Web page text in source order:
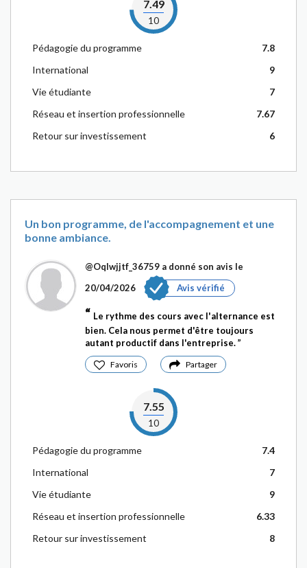
7.49
10
Pédagogie du programme
7.8
International
9
Vie étudiante
7
Réseau et insertion professionnelle
7.67
Retour sur investissement
6
Un bon programme, de l'accompagnement et une
bonne ambiance.
@Oqlwjjtf_36759 a donné son avis le
20/04/2026
Avis vérifié
Le rythme des cours avec l'alternance est
bien. Cela nous permet d'être toujours
autant productif dans l'entreprise.
Favoris Partager
7.55
10
Pédagogie du programme
7.4
International
7
Vie étudiante
9
Réseau et insertion professionnelle
6.33
Retour sur investissement
8